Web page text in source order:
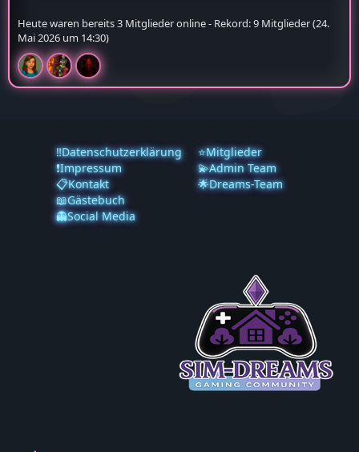
Heute waren bereits 3 Mitglieder online - Rekord: 9 Mitglieder (24.
Mai 2026 um 14:30)
‼️Datenschutzerklärung
❗️Impressum
📋Kontakt
📖Gästebuch
👻Social Media
⭐Mitglieder
💫Admin Team
🌟Dreams-Team